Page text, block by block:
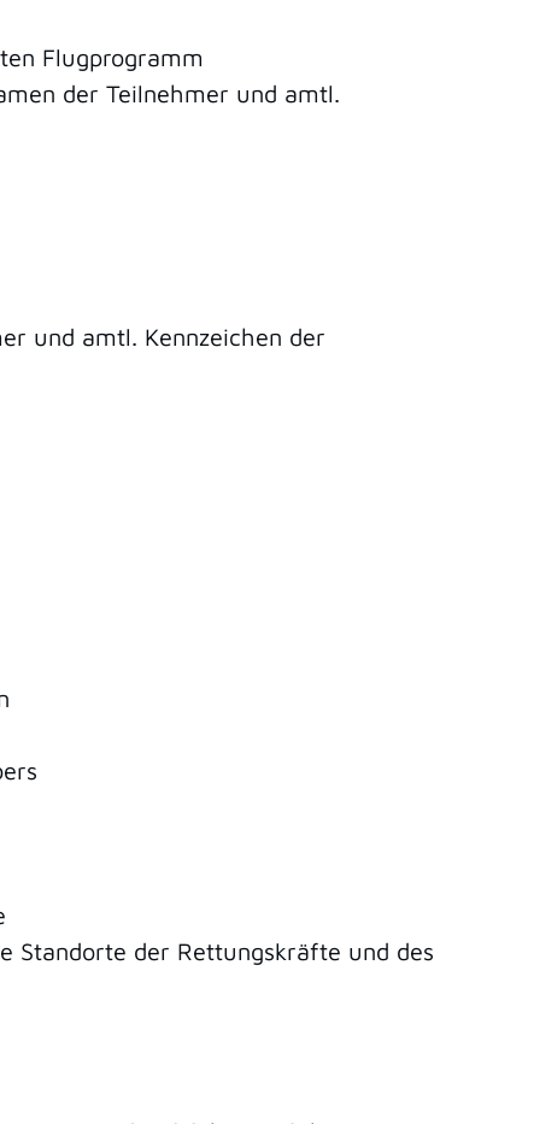
Flugprogramm
der Teilnehmer und amtl.
und amtl. Kennzeichen der
Standorte der Rettungskräfte und des